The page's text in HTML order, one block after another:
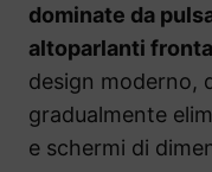
dominate da
altoparlanti
design moderno,
gradualmente
e schermi di